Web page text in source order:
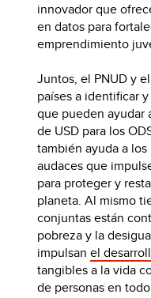
innovador que
en datos para
emprendimiento
Juntos, el PNUD y
países a identificar
que pueden ayudar
de USD para los
también ayuda a
audaces que
para proteger y
planeta. Al mismo
conjuntas están
pobreza y la
impulsanel
tangibles a la vida
de personas en